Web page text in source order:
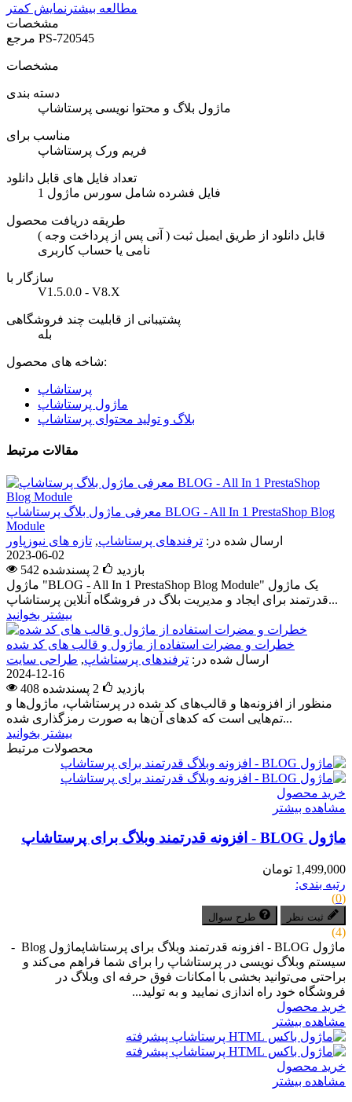
مطالعه بیشتر نمایش کمتر
مشخصات
PS-720545
مشخصات
دسته بندی
ماژول بلاگ و محتوا نویسی پرستاشاپ
مناسب برای
فریم ورک پرستاشاپ
تعداد فایل های قابل دانلود
1 فایل فشرده شامل سورس ماژول
طریقه دریافت محصول
( آنی پس از پرداخت وجه ) قابل دانلود از طریق ایمیل ثبت
نامی یا حساب کاربری
سازگار با
V1.5.0.0 - V8.X
پشتیبانی از قابلیت چند فروشگاهی
بله
شاخه های محصول:
پرستاشاپ
ماژول پرستاشاپ
بلاگ و تولید محتوای پرستاشاپ
مقالات مرتبط
معرفی ماژول بلاگ پرستاشاپ BLOG - All In 1 PrestaShop Blog
Module
ارسال شده در: ترفندهای پرستاشاپ, تازه های نیوزپاور
2023-06-02
542 بازدید
2 پسندشده
ماژول "BLOG - All In 1 PrestaShop Blog Module" یک ماژول
قدرتمند برای ایجاد و مدیریت بلاگ در فروشگاه آنلاین پرستاشاپ...
بیشتر بخوانید
خطرات و مضرات استفاده از ماژول و قالب های کد شده
ارسال شده در: ترفندهای پرستاشاپ, طراحی سایت
2024-12-16
408 بازدید
2 پسندشده
منظور از افزونه‌ها و قالب‌های کد شده در پرستاشاپ، ماژول‌ها و
تم‌هایی است که کدهای آن‌ها به صورت رمزگذاری شده...
بیشتر بخوانید
محصولات مرتبط
خرید محصول
مشاهده بیشتر
ماژول BLOG - افزونه قدرتمند وبلاگ برای پرستاشاپ
1,499,000 تومان
رتبه بندی:
(0)
ثبت نظر طرح سوال
(4)
ماژول BLOG - افزونه قدرتمند وبلاگ برای پرستاشاپماژول Blog -
سیستم وبلاگ نویسی در پرستاشاپ را برای شما فراهم می‌کند و
براحتی می‌توانید بخشی با امکانات فوق حرفه ای وبلاگ در
فروشگاه خود راه اندازی نمایید و به تولید...
خرید محصول
مشاهده بیشتر
خرید محصول
مشاهده بیشتر